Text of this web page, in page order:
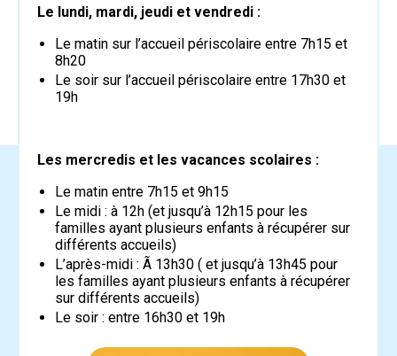
Le lundi, mardi, jeudi et vendredi :
Le matin sur l’accueil périscolaire entre 7h15 et
8h20
Le soir sur l’accueil périscolaire entre 17h30 et
19h
Les mercredis et les vacances scolaires :
Le matin entre 7h15 et 9h15
Le midi : à 12h (et jusqu’à 12h15 pour les
familles ayant plusieurs enfants à récupérer sur
différents accueils)
L’après-midi : Ã 13h30 ( et jusqu’à 13h45 pour
les familles ayant plusieurs enfants à récupérer
sur différents accueils)
Le soir : entre 16h30 et 19h